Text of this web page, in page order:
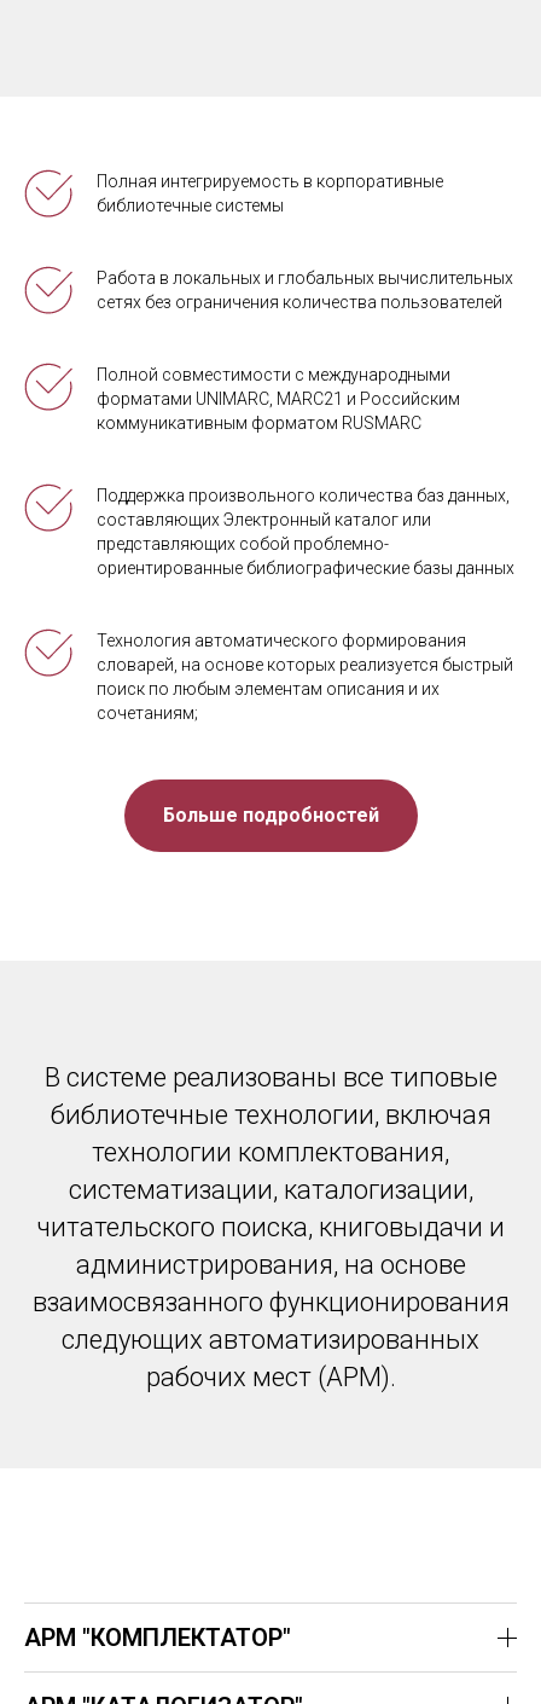
Полная интегрируемость в корпоративные
библиотечные системы
Работа в локальных и глобальных вычислительных
сетях без ограничения количества пользователей
Полной совместимости с международными
форматами UNIMARC, MARC21 и Российским
коммуникативным форматом RUSMARC
Поддержка произвольного количества баз данных,
составляющих Электронный каталог или
представляющих собой проблемно-
ориентированные библиографические базы данных
Технология автоматического формирования
словарей, на основе которых реализуется быстрый
поиск по любым элементам описания и их
сочетаниям;
Больше подробностей
В системе реализованы все типовые
библиотечные технологии, включая
технологии комплектования,
систематизации, каталогизации,
читательского поиска, книговыдачи и
администрирования, на основе
взаимосвязанного функционирования
следующих автоматизированных
рабочих мест (АРМ).
АРМ "КОМПЛЕКТАТОР"